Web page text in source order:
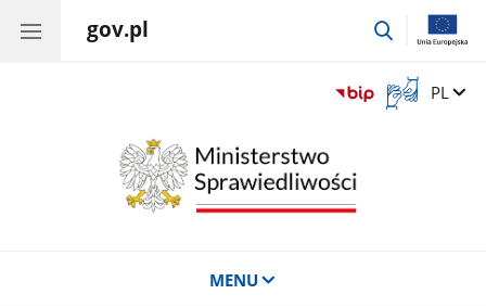
gov.pl
przejdź
Otwórz
okno
Zmień
PL
MENU